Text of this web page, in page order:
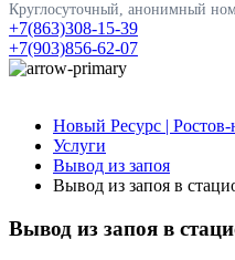
Круглосуточный, анонимный
+7(863)308-15-39
+7(903)856-62-07
Новый Ресурс |
Услуги
Вывод из запоя
Вывод из запоя в
Вывод из запоя в